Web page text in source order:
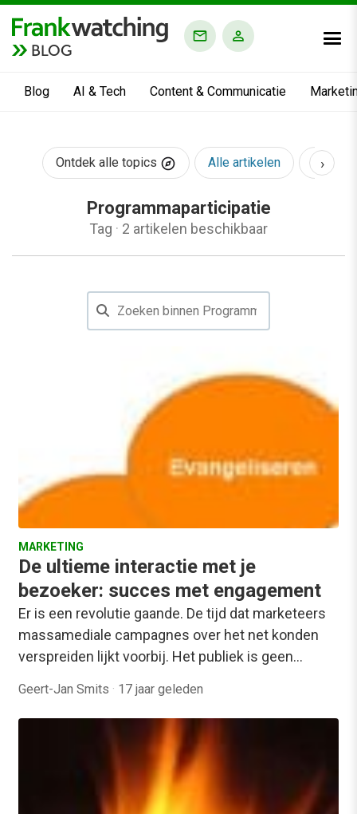
BLOG
Blog AI & Tech Content & Communicatie
Ontdek alle topics Alle artikelen AI &
›
Programmaparticipatie
Tag · 2 artikelen beschikbaar
MARKETING
De ultieme interactie met je
bezoeker: succes met engagement
Er is een revolutie gaande. De tijd dat marketeers
massamediale campagnes over het net konden
verspreiden lijkt voorbij. Het publiek is geen…
Geert-Jan Smits · 17 jaar geleden